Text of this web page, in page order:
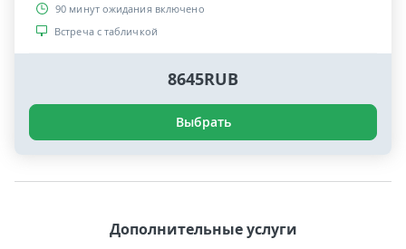
90 минут ожидания включено
Встреча с табличкой
8645RUB
Выбрать
Дополнительные услуги